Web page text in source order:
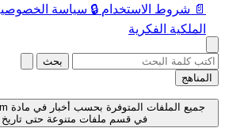
📄 شروط الاستخدام 🔒 سياسة
الملكية الفكرية
بحث
المناهج
في قسم ملفات متنوعة حتى تاريخ 08-08-2026